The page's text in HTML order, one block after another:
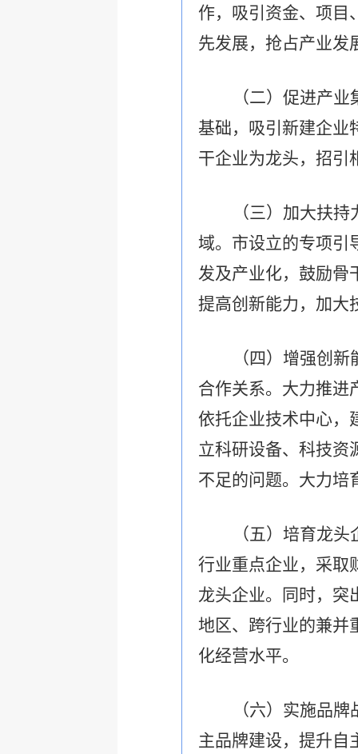
作，吸引资金、项目
先发展，抢占产业发
（二）促进产业
基础，吸引新建企业
干企业为龙头，招引
（三）加大扶持
域。市设立的专项引
发及产业化，鼓励骨
提高创新能力，加大
（四）增强创新
合作关系。大力推进
依托企业技术中心，
立科研设备、科技资
不足的问题。大力培
（五）培育龙头
行业重点企业，采取
龙头企业。同时，突
地区、跨行业的兼并
化经营水平。
（六）实施品牌
主品牌建设，提升自